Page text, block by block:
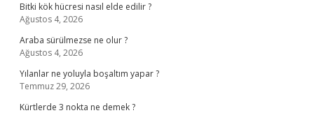
Bitki kök hücresi nasıl elde edilir ?
Ağustos 4, 2026
Araba sürülmezse ne olur ?
Ağustos 4, 2026
Yılanlar ne yoluyla boşaltım yapar ?
Temmuz 29, 2026
Kürtlerde 3 nokta ne demek ?